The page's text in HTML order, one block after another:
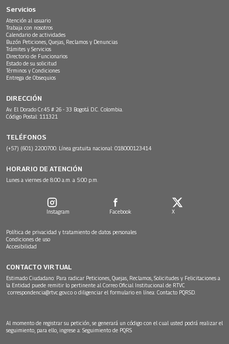
Servicios
Atención al usuario
Trabaja con nosotros
Calendario de actividades
Buzón Peticiones, Quejas, Reclamos y Denuncias
Trámites y Servicios
Directorio de Funcionarios
Estado de su solicitud
Términos y Condiciones
Entrega de Obsequios
DIRECCIÓN
Av. El Dorado Cr.45 # 26 - 33 Bogotá D.C. Colombia.
Código Postal: 111321
TELÉFONOS
(+57) (601) 2200700. Línea gratuita nacional: 018000123414
HORARIO DE ATENCIÓN
Lunes a viernes de 8:00 a.m. a 5:00 p.m.
Instagram Facebook X
Política de privacidad y tratamiento de datos personales
Condiciones de uso
Accesibilidad
CONTACTO VIRTUAL
Estimado Ciudadano: Para radicar Peticiones, Quejas, Reclamos, Solicitudes y Felicitaciones a
la Entidad puede remitir lo pertinente al Correo Oficial Institucional de RTVC
correspondencia@rtvc.gov.co o diligenciar el formulario en línea: Contacto PQRSD.
Al momento de registrar su petición, se generará un código con el cual usted podrá realizar el
seguimiento, para ello, ingrese a: Seguimiento de PQRS